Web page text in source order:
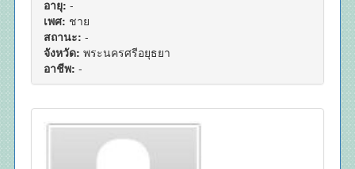
อายุ: -
เพศ: ชาย
สถานะ: -
จังหวัด: พระนครศรีอยุธยา
อาชีพ: -